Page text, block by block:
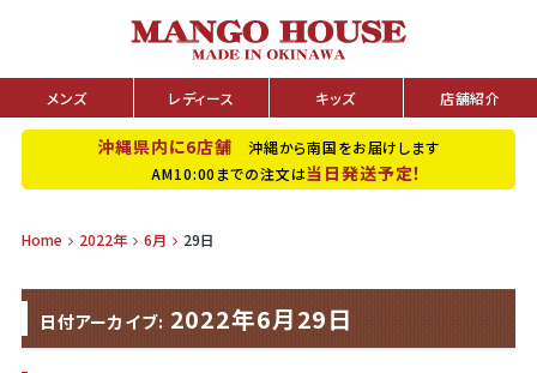
メンズ レディース キッズ 店舗紹介
沖縄県内に6店舗 沖縄から南国をお届けします
AM10:00までの注文は当日発送予定！
Home 2022年 6月 29日
日付アーカイブ: 2022年6月29日